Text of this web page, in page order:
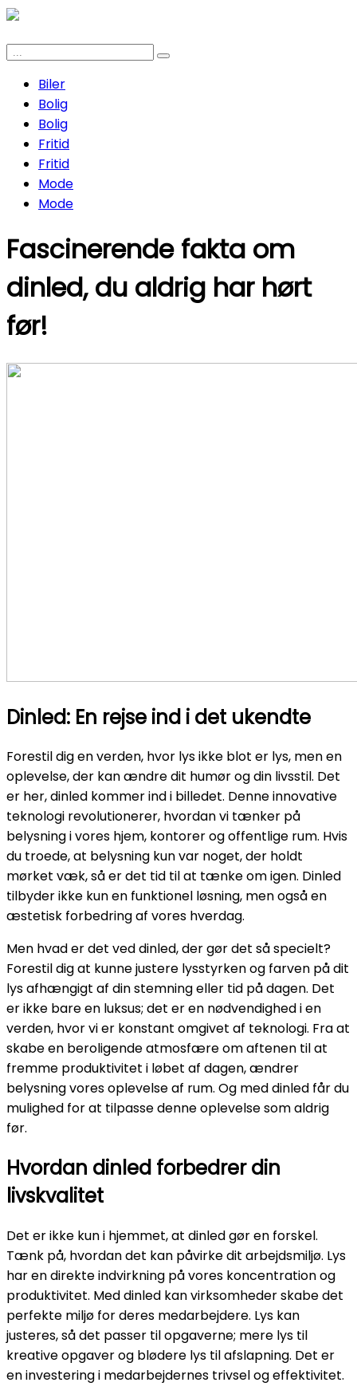
Biler
Bolig
Bolig
Fritid
Fritid
Mode
Mode
Fascinerende fakta om
dinled, du aldrig har hørt
før!
Dinled: En rejse ind i det ukendte
Forestil dig en verden, hvor lys ikke blot er lys, men en
oplevelse, der kan ændre dit humør og din livsstil. Det
er her, dinled kommer ind i billedet. Denne innovative
teknologi revolutionerer, hvordan vi tænker på
belysning i vores hjem, kontorer og offentlige rum. Hvis
du troede, at belysning kun var noget, der holdt
mørket væk, så er det tid til at tænke om igen. Dinled
tilbyder ikke kun en funktionel løsning, men også en
æstetisk forbedring af vores hverdag.
Men hvad er det ved dinled, der gør det så specielt?
Forestil dig at kunne justere lysstyrken og farven på dit
lys afhængigt af din stemning eller tid på dagen. Det
er ikke bare en luksus; det er en nødvendighed i en
verden, hvor vi er konstant omgivet af teknologi. Fra at
skabe en beroligende atmosfære om aftenen til at
fremme produktivitet i løbet af dagen, ændrer
belysning vores oplevelse af rum. Og med dinled får du
mulighed for at tilpasse denne oplevelse som aldrig
før.
Hvordan dinled forbedrer din
livskvalitet
Det er ikke kun i hjemmet, at dinled gør en forskel.
Tænk på, hvordan det kan påvirke dit arbejdsmiljø. Lys
har en direkte indvirkning på vores koncentration og
produktivitet. Med dinled kan virksomheder skabe det
perfekte miljø for deres medarbejdere. Lys kan
justeres, så det passer til opgaverne; mere lys til
kreative opgaver og blødere lys til afslapning. Det er
en investering i medarbejdernes trivsel og effektivitet.